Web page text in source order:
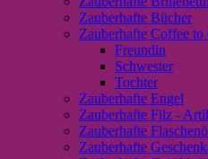
Zauberhafte Bücher
Zauberhafte Coffee
Freundin
Schwester
Tochter
Zauberhafte Engel
Zauberhafte Filz -
Zauberhafte
Zauberhafte